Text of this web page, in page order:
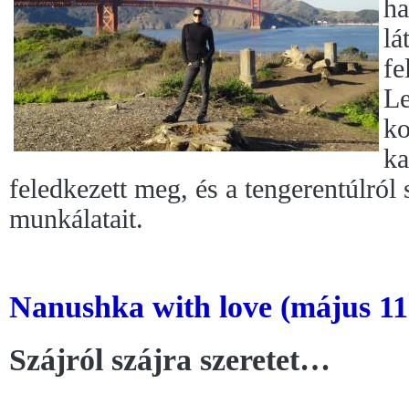
feledkezett meg, és a tengerentúlról
munkálatait.
Nanushka with love (május
Szájról szájra szeretet…